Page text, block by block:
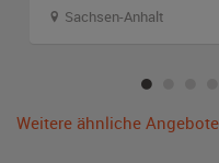
Sachsen-Anhalt
Weitere ähnliche